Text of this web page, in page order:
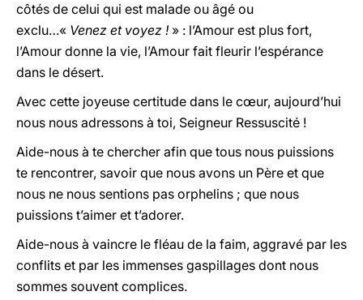
côtés de celui qui est malade ou âgé ou
exclu…« Venez et voyez !» : l’Amour est plus fort,
l’Amour donne la vie, l’Amour fait fleurir l’espérance
dans le désert.
Avec cette joyeuse certitude dans le cœur, aujourd’hui
nous nous adressons à toi, Seigneur Ressuscité !
Aide-nous à te chercher afin que tous nous puissions
te rencontrer, savoir que nous avons un Père et que
nous ne nous sentions pas orphelins ; que nous
puissions t’aimer et t’adorer.
Aide-nous à vaincre le fléau de la faim, aggravé par les
conflits et par les immenses gaspillages dont nous
sommes souvent complices.